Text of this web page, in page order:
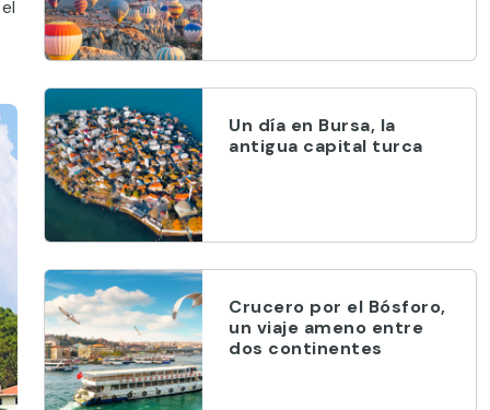
Un día en Bursa, la
antigua capital turca
Crucero por el Bósforo,
un viaje ameno entre
dos continentes